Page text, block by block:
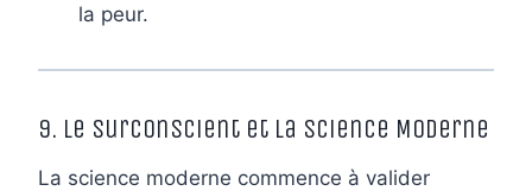
la peur.
9. Le Surconscient et la Science Moderne
La science moderne commence à valider